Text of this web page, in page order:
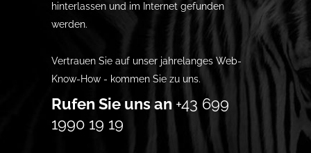
hinterlassen und im Internet gefunden
werden.
Vertrauen Sie auf unser jahrelanges Web-
Know-How - kommen Sie zu uns.
Rufen Sie uns an +43 699
1990 19 19